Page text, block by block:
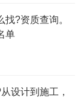
?资质查询。
单
设计到施工，